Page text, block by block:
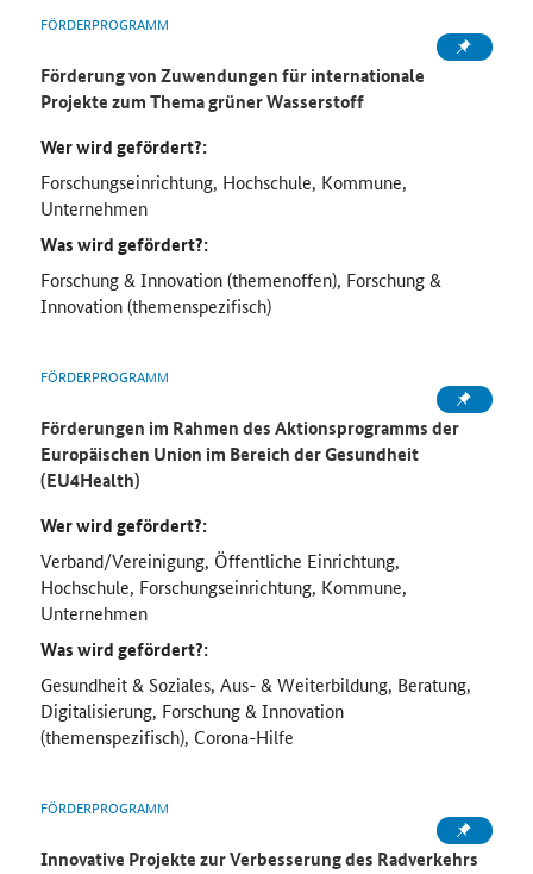
FÖRDERPROGRAMM
Förderung von Zuwendungen für internationale
Projekte zum Thema grüner Wasserstoff
Wer wird gefördert?:
Forschungseinrichtung, Hochschule, Kommune,
Unternehmen
Was wird gefördert?:
Forschung & Innovation (themenoffen), Forschung &
Innovation (themenspezifisch)
FÖRDERPROGRAMM
Förderungen im Rahmen des Aktionsprogramms der
Europäischen Union im Bereich der Gesundheit
(EU4Health)
Wer wird gefördert?:
Verband/Vereinigung, Öffentliche Einrichtung,
Hochschule, Forschungseinrichtung, Kommune,
Unternehmen
Was wird gefördert?:
Gesundheit & Soziales, Aus- & Weiterbildung, Beratung,
Digitalisierung, Forschung & Innovation
(themenspezifisch), Corona-Hilfe
FÖRDERPROGRAMM
Innovative Projekte zur Verbesserung des Radverkehrs